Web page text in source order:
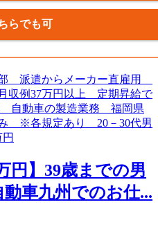
らでも可
円】39歳までの男
車九州でのお仕...